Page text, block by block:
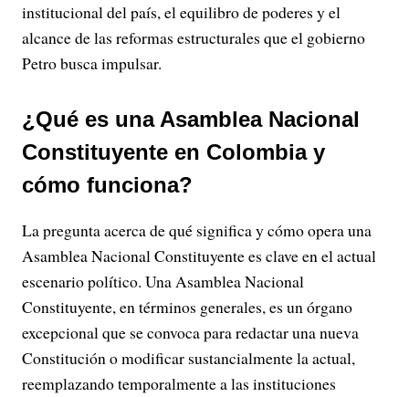
institucional del país, el equilibro de poderes y el
alcance de las reformas estructurales que el gobierno
Petro busca impulsar.
¿Qué es una Asamblea Nacional
Constituyente en Colombia y
cómo funciona?
La pregunta acerca de qué significa y cómo opera una
Asamblea Nacional Constituyente es clave en el actual
escenario político. Una Asamblea Nacional
Constituyente, en términos generales, es un órgano
excepcional que se convoca para redactar una nueva
Constitución o modificar sustancialmente la actual,
reemplazando temporalmente a las instituciones